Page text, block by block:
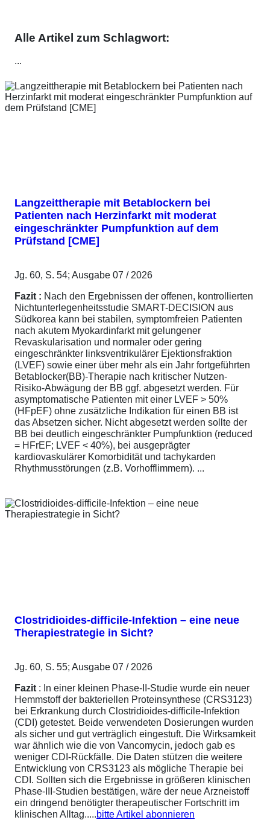
Alle Artikel zum Schlagwort:
...
Langzeittherapie mit Betablockern bei
Patienten nach Herzinfarkt mit moderat
eingeschränkter Pumpfunktion auf dem
Prüfstand [CME]
Jg. 60, S. 54; Ausgabe 07 / 2026
Fazit : Nach den Ergebnissen der offenen, kontrollierten
Nichtunterlegenheitsstudie SMART-DECISION aus
Südkorea kann bei stabilen, symptomfreien Patienten
nach akutem Myokardinfarkt mit gelungener
Revaskularisation und normaler oder gering
eingeschränkter linksventrikulärer Ejektionsfraktion
(LVEF) sowie einer über mehr als ein Jahr fortgeführten
Betablocker(BB)-Therapie nach kritischer Nutzen-
Risiko-Abwägung der BB ggf. abgesetzt werden. Für
asymptomatische Patienten mit einer LVEF > 50%
(HFpEF) ohne zusätzliche Indikation für einen BB ist
das Absetzen sicher. Nicht abgesetzt werden sollte der
BB bei deutlich eingeschränkter Pumpfunktion (reduced
= HFrEF; LVEF < 40%), bei ausgeprägter
kardiovaskulärer Komorbidität und tachykarden
Rhythmusstörungen (z.B. Vorhofflimmern). ...
Clostridioides-difficile-Infektion – eine neue
Therapiestrategie in Sicht?
Jg. 60, S. 55; Ausgabe 07 / 2026
Fazit : In einer kleinen Phase-II-Studie wurde ein neuer
Hemmstoff der bakteriellen Proteinsynthese (CRS3123)
bei Erkrankung durch Clostridioides-difficile-Infektion
(CDI) getestet. Beide verwendeten Dosierungen wurden
als sicher und gut verträglich eingestuft. Die Wirksamkeit
war ähnlich wie die von Vancomycin, jedoch gab es
weniger CDI-Rückfälle. Die Daten stützen die weitere
Entwicklung von CRS3123 als mögliche Therapie bei
CDI. Sollten sich die Ergebnisse in größeren klinischen
Phase-III-Studien bestätigen, wäre der neue Arzneistoff
ein dringend benötigter therapeutischer Fortschritt im
klinischen Alltag.....bitte Artikel abonnieren